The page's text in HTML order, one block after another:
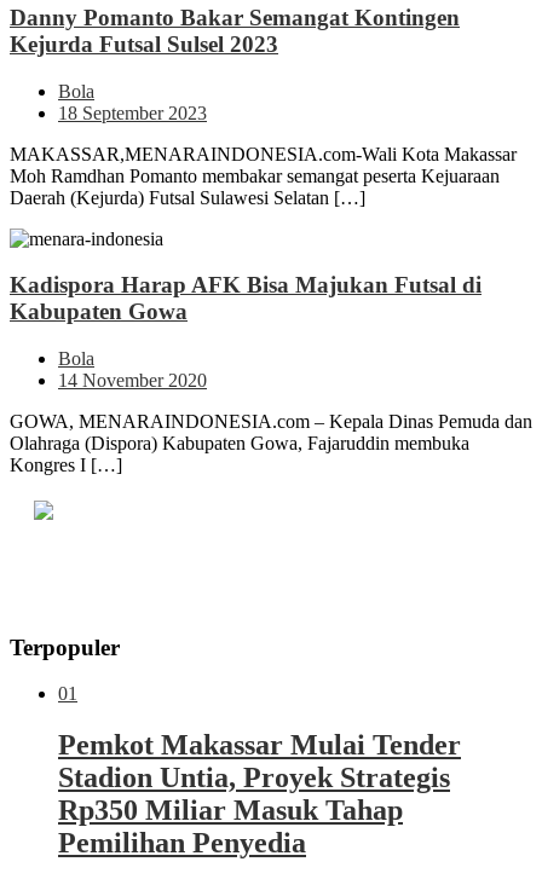
Danny Pomanto Bakar Semangat Kontingen
Kejurda Futsal Sulsel 2023
Bola
18 September 2023
MAKASSAR,MENARAINDONESIA.com-Wali Kota Makassar
Moh Ramdhan Pomanto membakar semangat peserta Kejuaraan
Daerah (Kejurda) Futsal Sulawesi Selatan […]
Kadispora Harap AFK Bisa Majukan Futsal di
Kabupaten Gowa
Bola
14 November 2020
GOWA, MENARAINDONESIA.com – Kepala Dinas Pemuda dan
Olahraga (Dispora) Kabupaten Gowa, Fajaruddin membuka
Kongres I […]
Terpopuler
01
Pemkot Makassar Mulai Tender
Stadion Untia, Proyek Strategis
Rp350 Miliar Masuk Tahap
Pemilihan Penyedia